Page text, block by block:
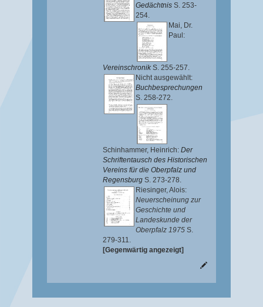
Gedächtnis S. 253-
254.
Mai, Dr.
Paul :
Vereinschronik S. 255-257.
Nicht ausgewählt:
Buchbesprechungen
S. 258-272.
Schinhammer, Heinrich: Der
Schriftentausch des Historischen
Vereins für die Oberpfalz und
Regensburg S. 273-278.
Riesinger, Alois:
Neuerscheinung zur
Geschichte und
Landeskunde der
Oberpfalz 1975 S.
279-311.
[Gegenwärtig angezeigt]